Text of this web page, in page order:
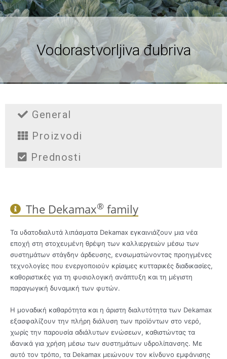
Vodorastvorljiva đubriva
General
Proizvodi
Prednosti
The Dekamax® family
Τα υδατοδιαλυτά λιπάσματα Dekamax εγκαινιάζουν μια νέα
εποχή στη στοχευμένη θρέψη των καλλιεργειών μέσω των
συστημάτων στάγδην άρδευσης, ενσωματώνοντας προηγμένες
τεχνολογίες που ενεργοποιούν κρίσιμες κυτταρικές διαδικασίες,
καθοριστικές για τη φυσιολογική ανάπτυξη και τη μέγιστη
παραγωγική δυναμική των φυτών.
Η μοναδική καθαρότητα και η άριστη διαλυτότητα των Dekamax
εξασφαλίζουν την πλήρη διάλυση των προϊόντων στο νερό,
χωρίς την παρουσία αδιάλυτων ενώσεων, καθιστώντας τα
ιδανικά για χρήση μέσω των συστημάτων υδρολίπανσης. Με
αυτό τον τρόπο, τα Dekamax μειώνουν τον κίνδυνο εμφάνισης